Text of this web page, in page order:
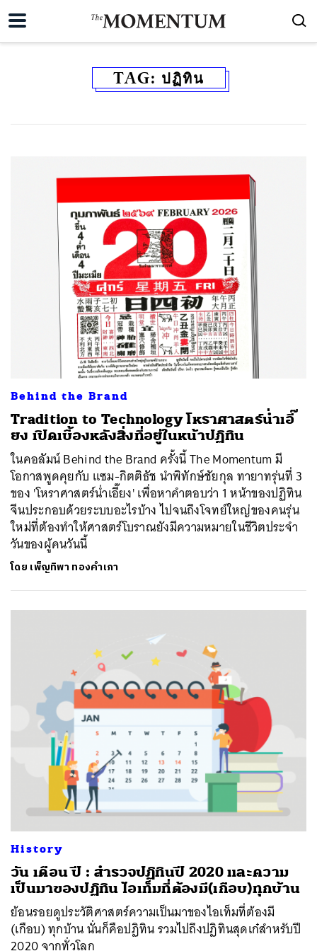
TAG: ปฏิทิน
Behind the Brand
Tradition to Technology โหราศาสตร์น่ำเอี๊
ยง เปิดเบื้องหลังสิ่งที่อยู่ในหน้าปฏิทิน
ในคอลัมน์ Behind the Brand ครั้งนี้ The Momentum มี
โอกาสพูดคุยกับ แซม-กิตติธัช นำพิทักษ์ชัยกุล ทายาทรุ่นที่ 3
ของ 'โหราศาสตร์น่ำเอี๊ยง' เพื่อหาคำตอบว่า 1 หน้าของปฏิทิน
จีนประกอบด้วยระบบอะไรบ้าง ไปจนถึงโจทย์ใหญ่ของคนรุ่น
ใหม่ที่ต้องทำให้ศาสตร์โบราณยังมีความหมายในชีวิตประจำ
วันของผู้คนวันนี้
โดย เพ็ญทิพา ทองคำเภา
History
วัน เดือน ปี : สำรวจปฏิทินปี 2020 และความ
เป็นมาของปฏิทิน ไอเท็มที่ต้องมี(เกือบ)ทุกบ้าน
ย้อนรอยดูประวัติศาสตร์ความเป็นมาของไอเท็มที่ต้องมี
(เกือบ) ทุกบ้าน นั่นก็คือปฏิทิน รวมไปถึงปฏิทินสุดเก๋สำหรับปี
2020 จากทั่วโลก
ค้นหา
SHARE TWEET LINE EMAIL